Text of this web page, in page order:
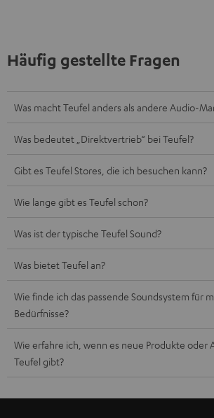
Häufig gestellte Fragen
Was macht Teufel anders als andere Audio-
Was bedeutet „Direktvertrieb“ bei Teufel?
Gibt es Teufel Stores, die ich besuchen kann?
Wie lange gibt es Teufel schon?
Was ist der typische Teufel Sound?
Was bietet Teufel an?
Wie finde ich das passende Soundsystem für
Bedürfnisse?
Wie erfahre ich, wenn es neue Produkte oder
Teufel gibt?